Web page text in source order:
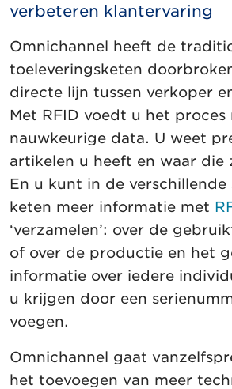
verbeteren klantervaring
Omnichannel heeft de
toeleveringsketen
directe lijn tussen verkoper
Met RFID voedt u het proces
nauwkeurige data. U weet
artikelen u heeft en waar die
En u kunt in de verschillende
keten meer informatie met
‘verzamelen’: over de
of over de productie en het
informatie over iedere
u krijgen door een
voegen.
Omnichannel gaat
het toevoegen van meer